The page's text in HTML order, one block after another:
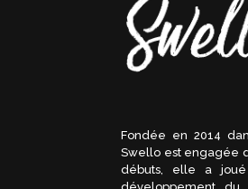
Fondée en 2014
Swello est engagée
débuts, elle a